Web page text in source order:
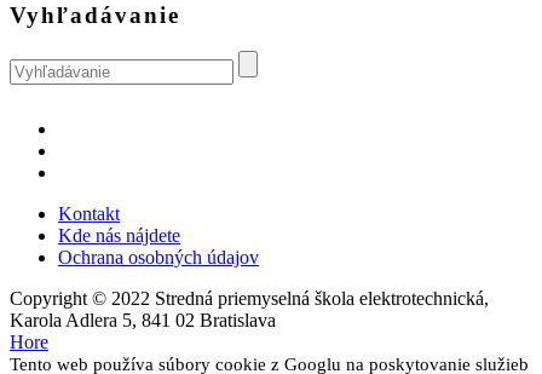
Vyhľadávanie
Kontakt
Kde nás nájdete
Ochrana osobných údajov
Copyright © 2022 Stredná priemyselná škola elektrotechnická,
Karola Adlera 5, 841 02 Bratislava
Hore
Tento web používa súbory cookie z Googlu na poskytovanie služieb